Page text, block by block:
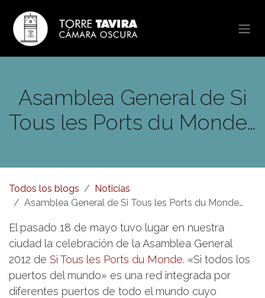
Asamblea General de Si
Tous les Ports du Monde…
Todos los blogs
Noticias
Asamblea General de Si Tous les Ports du Monde…
El pasado 18 de mayo tuvo lugar en nuestra
ciudad la celebración de la Asamblea General
2012 de Si Tous les Ports du Monde. «Si todos los
puertos del mundo» es una red integrada por
diferentes puertos de todo el mundo cuyo